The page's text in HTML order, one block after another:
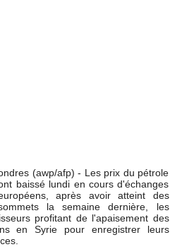
(awp/afp) - Les prix du pétrole
baissé lundi en cours d'échanges
après avoir atteint des
la semaine dernière, les
profitant de l'apaisement des
en Syrie pour enregistrer leurs